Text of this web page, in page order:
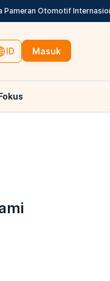
Otomotif Internasional,
ID Masuk